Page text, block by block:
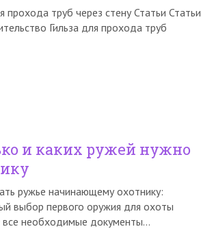
прохода труб через стену Статьи Статьи
Гильза для прохода труб
и каких ружей нужно
ружье начинающему охотнику:
выбор первого оружия для охоты
необходимые документы…